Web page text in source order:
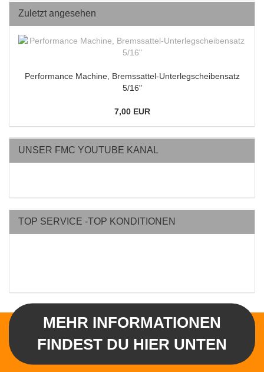
Zuletzt angesehen
Performance Machine, Bremssattel-Unterlegscheibensatz
5/16"
7,00 EUR
UNSER FMC YOUTUBE KANAL
TOP SERVICE -TOP KONDITIONEN
MEHR INFORMATIONEN
FINDEST DU HIER UNTEN